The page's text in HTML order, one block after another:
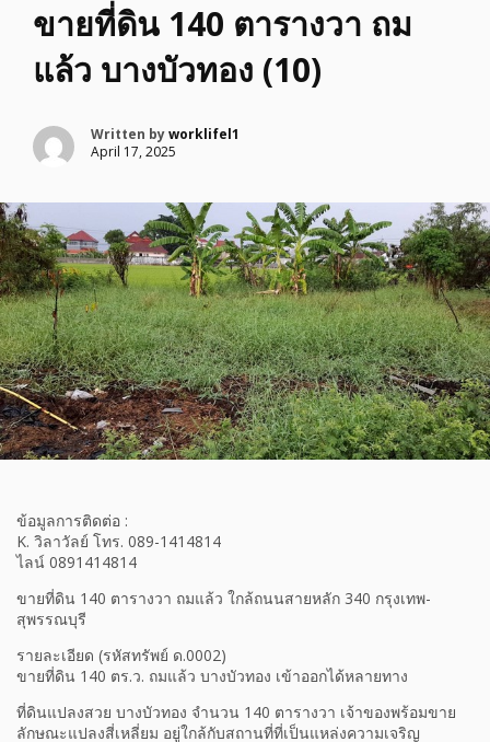
ขายที่ดิน 140 ตารางวา ถม
แล้ว บางบัวทอง (10)
Written byworklifel1
April 17, 2025
ข้อมูลการติดต่อ :
K. วิลาวัลย์ โทร. 089-1414814
ไลน์ 0891414814
ขายที่ดิน 140 ตารางวา ถมแล้ว ใกล้ถนนสายหลัก 340 กรุงเทพ-
สุพรรณบุรี
รายละเอียด (รหัสทรัพย์ ด.0002)
ขายที่ดิน 140 ตร.ว. ถมแล้ว บางบัวทอง เข้าออกได้หลายทาง
ที่ดินแปลงสวย บางบัวทอง จำนวน 140 ตารางวา เจ้าของพร้อมขาย
ลักษณะแปลงสี่เหลี่ยม อยู่ใกล้กับสถานที่ที่เป็นแหล่งความเจริญ